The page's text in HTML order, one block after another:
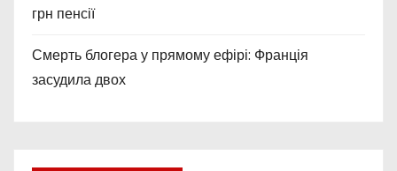
грн пенсії
Смерть блогера у прямому ефірі: Франція
засудила двох